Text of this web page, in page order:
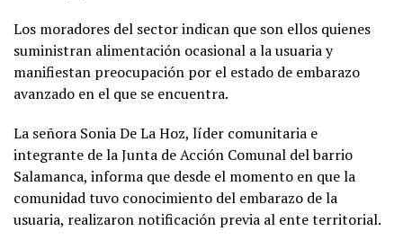
Los moradores del sector indican que son ellos quienes
suministran alimentación ocasional a la usuaria y
manifiestan preocupación por el estado de embarazo
avanzado en el que se encuentra.
La señora Sonia De La Hoz, líder comunitaria e
integrante de la Junta de Acción Comunal del barrio
Salamanca, informa que desde el momento en que la
comunidad tuvo conocimiento del embarazo de la
usuaria, realizaron notificación previa al ente territorial.